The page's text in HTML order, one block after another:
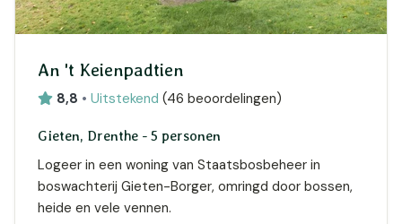
An 't Keienpadtien
8,8 • Uitstekend (46 beoordelingen)
Gieten, Drenthe - 5 personen
Logeer in een woning van Staatsbosbeheer in
boswachterij Gieten-Borger, omringd door bossen,
heide en vele vennen.